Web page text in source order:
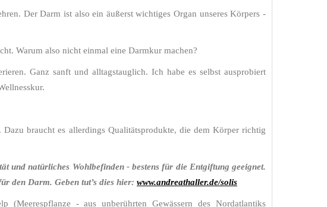
Der Darm ist also ein äußerst wichtiges Organ unseres Körpers -
Warum also nicht einmal eine Darmkur machen?
Ganz sanft und alltagstauglich. Ich habe es selbst ausprobiert
braucht es allerdings Qualitätsprodukte, die dem Körper richtig
natürliches Wohlbefinden - bestens für die Entgiftung geeignet.
den Darm. Geben tut’s dies hier: www.andreathaller.de/solis
- aus unberührten Gewässern des Nordatlantiks